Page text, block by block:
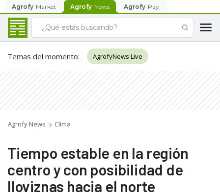
Agrofy Market Agrofy News Agrofy Pay
Temas del momento: AgrofyNews Live
Agrofy News Clima
Tiempo estable en la región
centro y con posibilidad de
lloviznas hacia el norte